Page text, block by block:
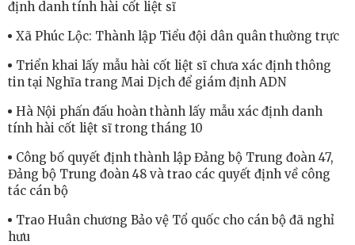
định danh tính hài cốt liệt sĩ
Xã Phúc Lộc: Thành lập Tiểu đội dân quân thường trực
Triển khai lấy mẫu hài cốt liệt sĩ chưa xác định thông
tin tại Nghĩa trang Mai Dịch để giám định ADN
Hà Nội phấn đấu hoàn thành lấy mẫu xác định danh
tính hài cốt liệt sĩ trong tháng 10
Công bố quyết định thành lập Đảng bộ Trung đoàn 47,
Đảng bộ Trung đoàn 48 và trao các quyết định về công
tác cán bộ
Trao Huân chương Bảo vệ Tổ quốc cho cán bộ đã nghỉ
hưu